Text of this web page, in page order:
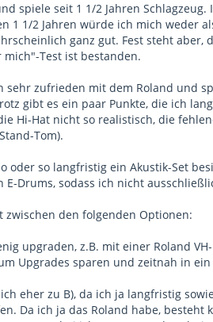
spiele seit 1 1/2 Jahren
1 1/2 Jahren würde ich mich weder
ganz gut. Fest steht aber,
Test ist bestanden.
sehr zufrieden mit dem Roland und
gibt es ein paar Punkte, die ich
Hi-Hat nicht so realistisch, die
Tom).
oder so langfristig ein Akustik-Set
Drums, sodass ich nicht
zwischen den folgenden Optionen:
upgraden, z.B. mit einer Roland
Upgrades sparen und zeitnah in
eher zu B), da ich ja langfristig
Da ich ja das Roland habe,